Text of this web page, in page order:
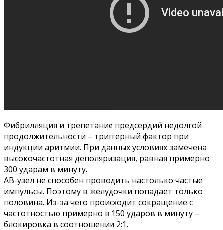
Фибрилляция и трепетание предсердий недолгой
продолжительности – триггерный фактор при
индукции аритмии. При данных условиях замечена
высокочастотная деполяризация, равная примерно
300 ударам в минуту.
АВ-узел не способен проводить настолько частые
импульсы. Поэтому в желудочки попадает только
половина. Из-за чего происходит сокращение с
частотностью примерно в 150 ударов в минуту –
блокировка в соотношении 2:1.